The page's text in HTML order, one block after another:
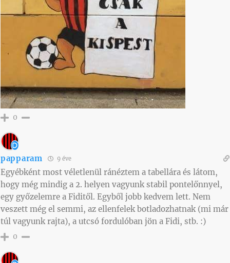
0
papparam 9 éve
Egyébként most véletlenül ránéztem a tabellára és látom,
hogy még mindig a 2. helyen vagyunk stabil pontelőnnyel,
egy győzelemre a Fiditől. Egyből jobb kedvem lett. Nem
veszett még el semmi, az ellenfelek botladozhatnak (mi már
túl vagyunk rajta), a utcsó fordulóban jön a Fidi, stb. :)
0